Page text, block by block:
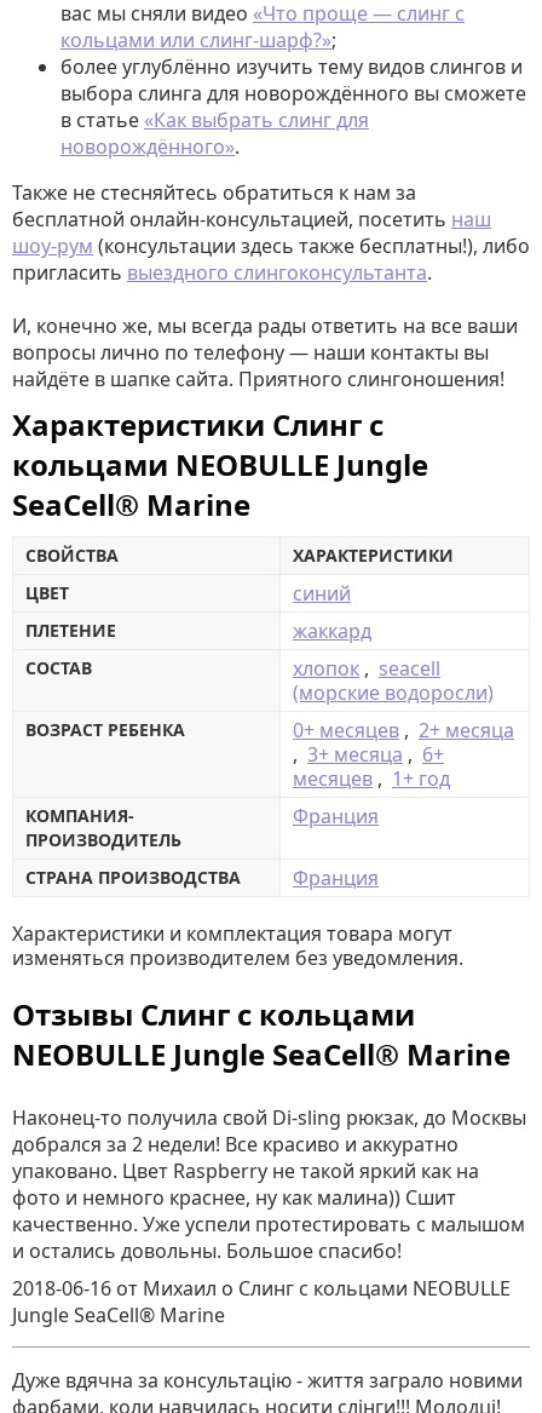
вас мы сняли видео «Что проще — слинг с
кольцами или слинг-шарф?»;
более углублённо изучить тему видов слингов и
выбора слинга для новорождённого вы сможете
в статье «Как выбрать слинг для
новорождённого».
Также не стесняйтесь обратиться к нам за
бесплатной онлайн-консультацией, посетить наш
шоу-рум (консультации здесь также бесплатны!), либо
пригласить выездного слингоконсультанта.
И, конечно же, мы всегда рады ответить на все ваши
вопросы лично по телефону — наши контакты вы
найдёте в шапке сайта. Приятного слингоношения!
Характеристики Слинг с
кольцами NEOBULLE Jungle
SeaCell® Marine
СВОЙСТВА
ХАРАКТЕРИСТИКИ
ЦВЕТ
синий
ПЛЕТЕНИЕ жаккард
СОСТАВ хлопок , seacell
(морские водоросли)
ВОЗРАСТ РЕБЕНКА 0+ месяцев , 2+ месяца
, 3+ месяца , 6+
месяцев , 1+ год
КОМПАНИЯ-
ПРОИЗВОДИТЕЛЬ
Франция
СТРАНА ПРОИЗВОДСТВА Франция
Характеристики и комплектация товара могут
изменяться производителем без уведомления.
Отзывы Слинг с кольцами
NEOBULLE Jungle SeaCell® Marine
Наконец-то получила свой Di-sling рюкзак, до Москвы
добрался за 2 недели! Все красиво и аккуратно
упаковано. Цвет Raspberry не такой яркий как на
фото и немного краснее, ну как малина)) Сшит
качественно. Уже успели протестировать с малышом
и остались довольны. Большое спасибо!
2018-06-16 от Михаил о Слинг с кольцами NEOBULLE
Jungle SeaCell® Marine
Дуже вдячна за консультацію - життя заграло новими
фарбами, коли навчилась носити слінги!!! Молодці!